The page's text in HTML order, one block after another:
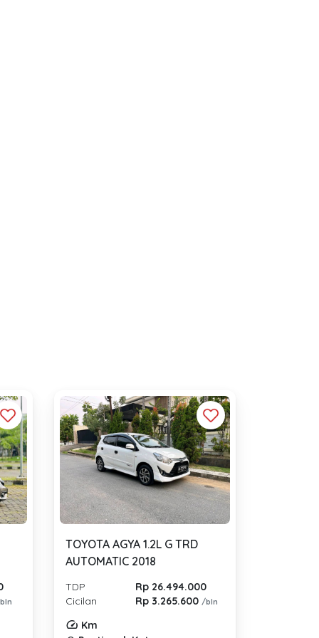
TOYOTA AGYA 1.2L G TRD
AUTOMATIC 2018
TDP
Rp 26.494.000
Cicilan
Rp 3.265.600 /bln
Km